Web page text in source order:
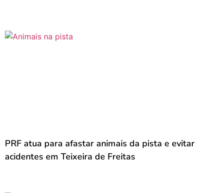
PRF atua para afastar animais da pista e evitar
acidentes em Teixeira de Freitas